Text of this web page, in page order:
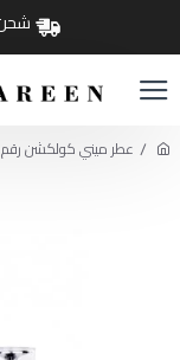
شحن
عطر ميني كولكشن رقم 1049 - 25مل